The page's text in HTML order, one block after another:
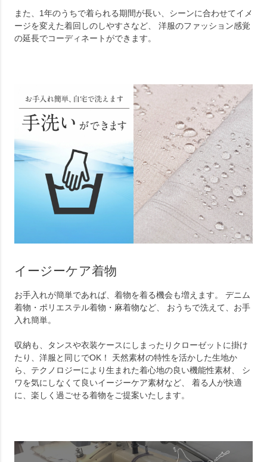
また、1年のうちで着られる期間が長い、シーンに合わせてイメ
ージを変えた着回しのしやすさなど、 洋服のファッション感覚
の延長でコーディネートができます。
イージーケア着物
お手入れが簡単であれば、着物を着る機会も増えます。 デニム
着物・ポリエステル着物・麻着物など、 おうちで洗えて、お手
入れ簡単。
収納も、タンスや衣装ケースにしまったりクローゼットに掛け
たり、洋服と同じでOK！ 天然素材の特性を活かした生地か
ら、テクノロジーにより生まれた着心地の良い機能性素材、 シ
ワを気にしなくて良いイージーケア素材など、 着る人が快適
に、楽しく過ごせる着物をご提案いたします。